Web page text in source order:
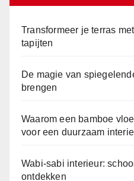
Transformeer je terras
tapijten
De magie van
brengen
Waarom een bamboe
voor een duurzaam
Wabi-sabi interieur:
ontdekken